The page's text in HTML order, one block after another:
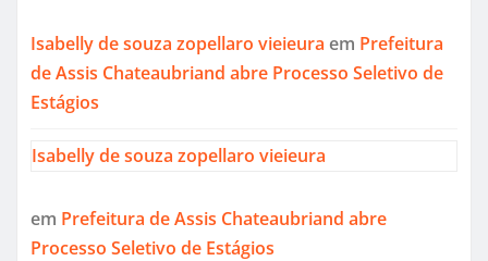
Isabelly de souza zopellaro vieieura em Prefeitura
de Assis Chateaubriand abre Processo Seletivo de
Estágios
Isabelly de souza zopellaro vieieura
em Prefeitura de Assis Chateaubriand abre
Processo Seletivo de Estágios